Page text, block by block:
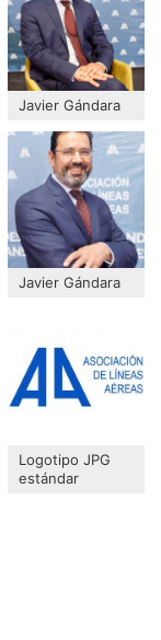
Javier Gándara
Javier Gándara
Logotipo JPG
estándar